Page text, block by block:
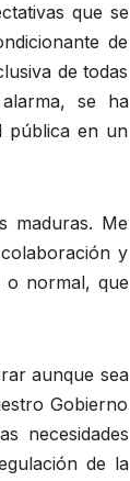
que se
de
de todas
se ha
pública en un
maduras. Me
y
o normal, que
aunque sea
Gobierno
necesidades
de la